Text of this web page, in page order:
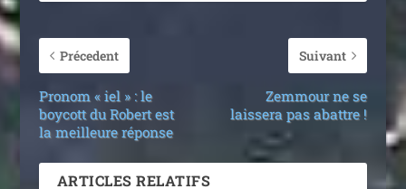
Précedent
Pronom « iel » : le
boycott du Robert est
la meilleure réponse
Suivant
Zemmour ne se
laissera pas abattre !
ARTICLES RELATIFS